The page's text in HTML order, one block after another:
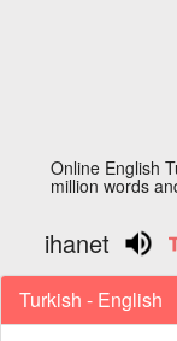
Online English
million words
ihanet
Turkish - English